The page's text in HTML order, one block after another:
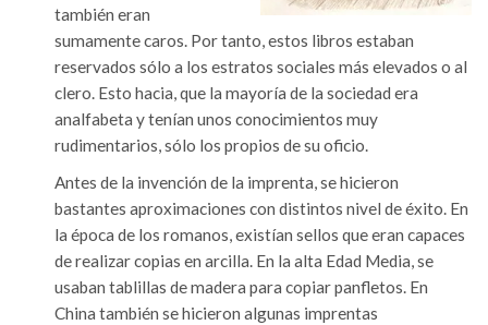
también eran
sumamente caros. Por tanto, estos libros estaban
reservados sólo a los estratos sociales más elevados o al
clero. Esto hacia, que la mayoría de la sociedad era
analfabeta y tenían unos conocimientos muy
rudimentarios, sólo los propios de su oficio.
Antes de la invención de la imprenta, se hicieron
bastantes aproximaciones con distintos nivel de éxito. En
la época de los romanos, existían sellos que eran capaces
de realizar copias en arcilla. En la alta Edad Media, se
usaban tablillas de madera para copiar panfletos. En
China también se hicieron algunas imprentas